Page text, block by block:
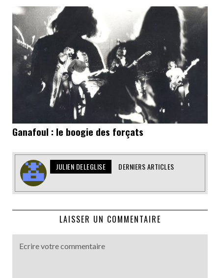
Ganafoul : le boogie des forçats
JULIEN DELEGLISE DERNIERS ARTICLES
LAISSER UN COMMENTAIRE